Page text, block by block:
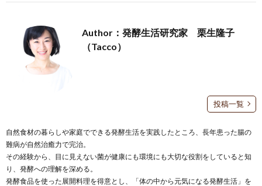
Author：発酵生活研究家 栗生隆子
（Tacco）
投稿一覧
自然食材の暮らしや家庭でできる発酵生活を実践したところ、長年患った腸の
難病が自然治癒力で完治。
その経験から、目に見えない菌が健康にも環境にも大切な役割をしていると知
り、発酵への理解を深める。
発酵食品を使った展開料理を得意とし、「体の中から元気になる発酵生活」を